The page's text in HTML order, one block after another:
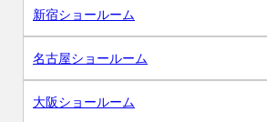
新宿ショールーム
名古屋ショールーム
大阪ショールーム